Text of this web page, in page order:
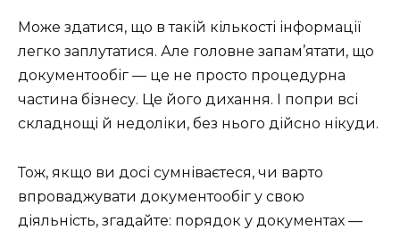
Може здатися, що в такій кількості інформації
легко заплутатися. Але головне запам’ятати, що
документообіг — це не просто процедурна
частина бізнесу. Це його дихання. І попри всі
складнощі й недоліки, без нього дійсно нікуди.
Тож, якщо ви досі сумніваєтеся, чи варто
впроваджувати документообіг у свою
діяльність, згадайте: порядок у документах —